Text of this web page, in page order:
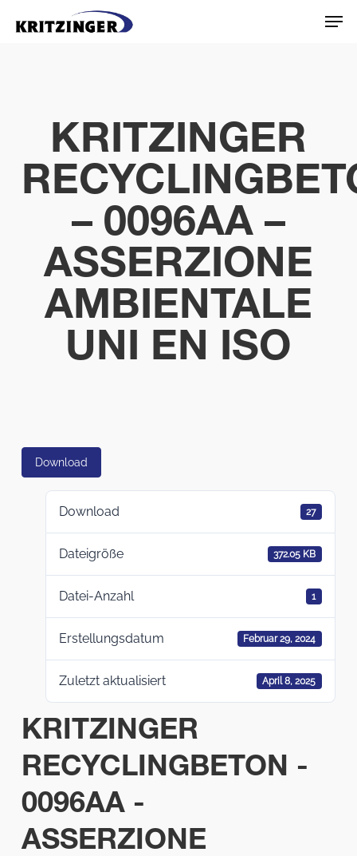
KRITZINGER
– 0096AA –
ASSERZIONE
AMBIENTALE
UNI EN ISO
Download
Download 27
Dateigröße 372.05 KB
Datei-Anzahl 1
Erstellungsdatum Februar 29, 2024
Zuletzt aktualisiert April 8, 2025
KRITZINGER
RECYCLINGBETON -
0096AA -
ASSERZIONE